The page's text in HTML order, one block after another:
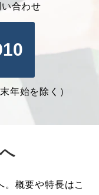
合わせ
年始を除く）
概要や特長はこ